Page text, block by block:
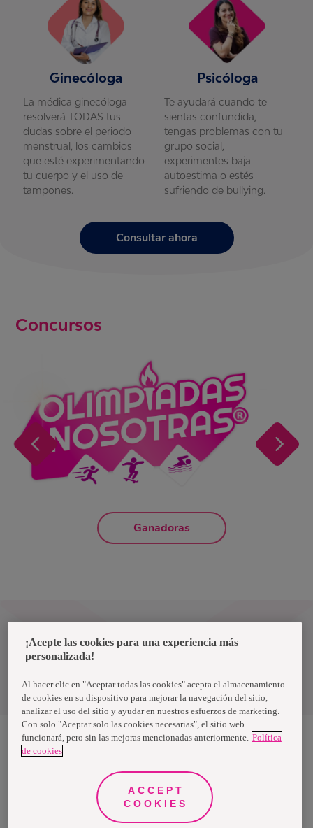
Ginecóloga
La médica ginecóloga
resolverá TODAS tus
dudas sobre el periodo
menstrual, los cambios
que esté experimentando
tu cuerpo y el uso de
tampones.
Psicóloga
Te ayudará cuando te
sientas confundida,
tengas problemas con tu
grupo social,
experimentes baja
autoestima o estés
sufriendo de bullying.
Consultar ahora
Concursos
Ganadoras
Términos y condiciones
Nosotras, una marca de Essity - una compañía global líder en
higiene y salud. Cada día, mil millones de personas, en todo el
mundo, utilizan nuestros productos, servicios y soluciones. Nuestro
propósito es romper barreras por el bienestar en beneficio de
consumidores, pacientes, cuidadores, clientes y la sociedad en
general. Vendemos en aproximadamente 150 países bajo las
principales marcas globales TENA y Tork, así como otras marcas
¡Acepte las cookies para una experiencia más
personalizada!
Al hacer clic en "Aceptar todas las cookies" acepta el almacenamiento
de cookies en su dispositivo para mejorar la navegación del sitio,
analizar el uso del sitio y ayudar en nuestros esfuerzos de marketing.
Con solo "Aceptar solo las cookies necesarias", el sitio web
funcionará, pero sin las mejoras mencionadas anteriormente. Política
de cookies
ACCEPT
COOKIES